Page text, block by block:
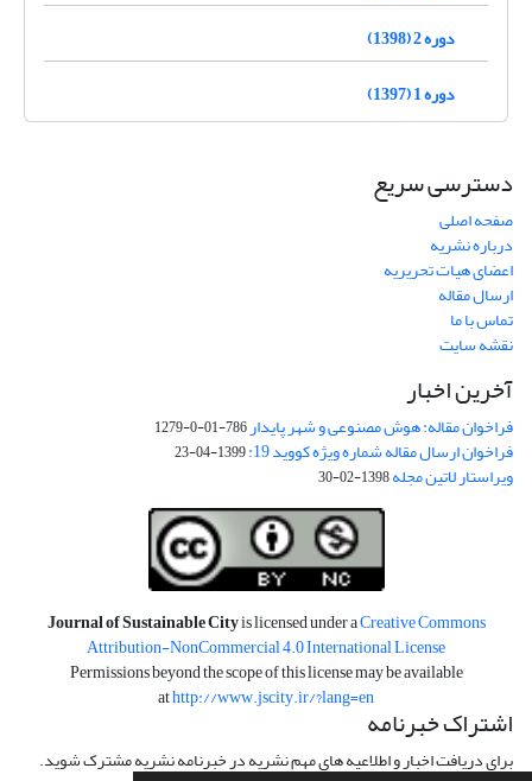
دوره 2 (1398)
دوره 1 (1397)
دسترسی سریع
صفحه اصلی
درباره نشریه
اعضای هیات تحریریه
ارسال مقاله
تماس با ما
نقشه سایت
آخرین اخبار
فراخوان مقاله: هوش مصنوعی و شهر پایدار786-01-0-1279
فراخوان ارسال مقاله شماره ویژه کووید 19: 1399-04-23
ویراستار لاتین مجله1398-02-30
Journal of Sustainable Cityis licensed under aCreative Commons
Attribution-NonCommercial 4.0 International License
Permissions beyond the scope of this license may be available
athttp://www.jscity.ir/?lang=en
اشتراک خبرنامه
برای دریافت اخبار و اطلاعیه های مهم نشریه در خبرنامه نشریه مشترک شوید.